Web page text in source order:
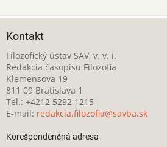
Kontakt
Filozofický ústav SAV, v. v. i.
Redakcia časopisu Filozofia
Klemensova 19
811 09 Bratislava 1
Tel.: +4212 5292 1215
E-mail: redakcia.filozofia@savba.sk
Korešpondenčná adresa